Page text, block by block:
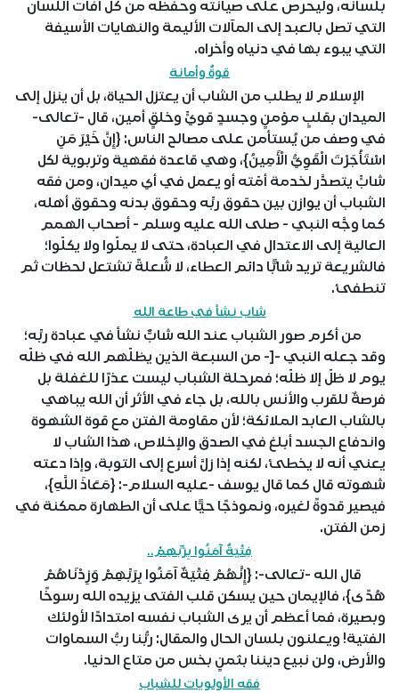
بلسانه، وليحرص على صيانته وحفظه من كل آفات اللسان
التي تصل بالعبد إلى المآلات الأليمة والنهايات الأسيفة
التي يبوء بها في دنياه وأخراه.
قوةٌ وأمانة
الإسلام لا يطلب من الشاب أن يعتزل الحياة، بل أن ينزل إلى
الميدان بقلبٍ مؤمنٍ وجسدٍ قويٍّ وخلقٍ أمين، قال -تعالى-
في وصف من يُستأمن على مصالح الناس: {إِنَّ خَيْرَ مَنِ
اسْتَأْجَرْتَ الْقَوِيُّ الْأَمِينُ}، وهي قاعدة فقهية وتربوية لكل
شابٍّ يتصدَّر لخدمة أمّته أو يعمل في أي ميدان، ومن فقه
الشباب أن يوازن بين حقوق ربِّه وحقوق بدنه وحقوق أهله،
كما وجَّه النبي - صلى الله عليه وسلم - أصحاب الهمم
العالية إلى الاعتدال في العبادة، حتى لا يملّوا ولا يكلّوا؛
فالشريعة تريد شابًّا دائم العطاء، لا شُعلةً تشتعل لحظات ثم
تنطفئ.
شاب نشأ في طاعة الله
من أكرم صور الشباب عند الله شابٌّ نشأ في عبادة ربِّه؛
وقد جعله النبي -[- من السبعة الذين يظلّهم الله في ظلّه
يوم لا ظلّ إلا ظلّه؛ فمرحلة الشباب ليست عذرًا للغفلة بل
فرصةٌ للقرب والأنس بالله، بل جاء في الأثر أن الله يباهي
بالشاب العابد الملائكة؛ لأن مقاومة الفتن مع قوة الشهوة
واندفاع الجسد أبلغ في الصدق والإخلاص، هذا الشاب لا
يعني أنه لا يخطئ، لكنه إذا زلَّ أسرع إلى التوبة، وإذا دعته
شهوته قال كما قال يوسف -عليه السلام-: {مَعَاذَ اللَّهِ}،
فيصير قدوةً لغيره، ونموذجًا حيًّا على أن الطهارة ممكنة في
زمن الفتن.
فِتْيَةٌ آمَنُوا بِرَبِّهِمْ..
قال الله -تعالى-: {إِنَّهُمْ فِتْيَةٌ آمَنُوا بِرَبِّهِمْ وَزِدْنَاهُمْ
هُدًى}، فالإيمان حين يسكن قلب الفتى يزيده الله رسوخًا
وبصيرة، فما أعظم أن يرى الشباب نفسه امتدادًا لأولئك
الفتية! ويعلنون بلسان الحال والمقال: ربُّنا ربُّ السماوات
والأرض، ولن نبيع ديننا بثمنٍ بخس من متاع الدنيا.
فقه الأولويات للشباب